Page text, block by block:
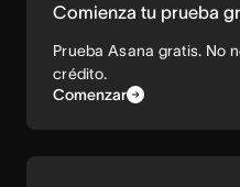
Comienza tu prueba
Prueba Asana gratis. No
crédito.
Comenzar